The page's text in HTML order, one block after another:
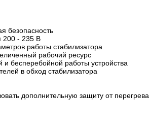
безопасность
200 - 235 В
работы стабилизатора
рабочий ресурс
и бесперебойной работы устройства
в обход стабилизатора
дополнительную защиту от перегрева